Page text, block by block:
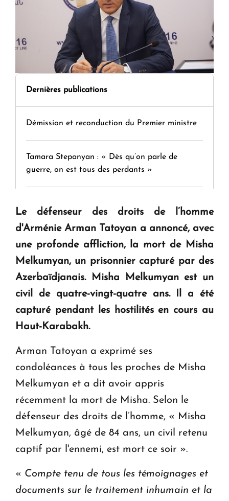
Dernières publications
Démission et reconduction du Premier ministre
Tamara Stepanyan : « Dès qu’on parle de
guerre, on est tous des perdants »
question d'un référendum ne se pose pas. "
KASA : 30 ans d'audace, de résilience et d'avenir
en Arménie
Le premier hôtel Hyatt Regency d'Arménie
ouvrira ses portes à Dilijan
Le défenseur des droits de l’homme
d'Arménie Arman Tatoyan a annoncé, avec
une profonde affliction, la mort de Misha
Melkumyan, un prisonnier capturé par des
Azerbaïdjanais. Misha Melkumyan est un
civil de quatre-vingt-quatre ans. Il a été
capturé pendant les hostilités en cours au
Haut-Karabakh.
Arman Tatoyan a exprimé ses
condoléances à tous les proches de Misha
Melkumyan et a dit avoir appris
récemment la mort de Misha. Selon le
défenseur des droits de l’homme, « Misha
Melkumyan, âgé de 84 ans, un civil retenu
captif par l'ennemi, est mort ce soir ».
« Compte tenu de tous les témoignages et
documents sur le traitement inhumain et la